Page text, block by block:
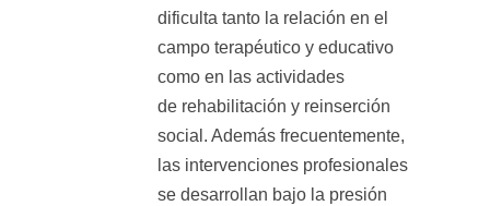
dificulta tanto la relación en el
campo terapéutico y educativo
como en las actividades
de rehabilitación y reinserción
social. Además frecuentemente,
las intervenciones profesionales
se desarrollan bajo la presión